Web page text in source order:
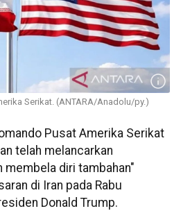
Serikat. (ANTARA/Anadolu/py.)
Pusat Amerika Serikat
telah melancarkan
membela diri tambahan"
di Iran pada Rabu
Donald Trump.